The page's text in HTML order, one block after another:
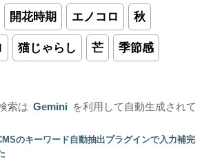
開花時期 エノコロ 秋
猫じゃらし 芒 季節感
索は Gemini
を利用して自動生成されて
のキーワード自動抽出プラグインで入力補完